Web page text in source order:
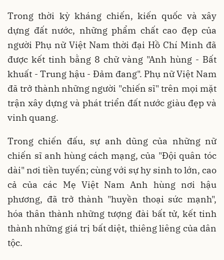
Trong thời kỳ kháng chiến, kiến quốc và xây
dựng đất nước, những phẩm chất cao đẹp của
người Phụ nữ Việt Nam thời đại Hồ Chí Minh đã
được kết tinh bằng 8 chữ vàng "Anh hùng - Bất
khuất - Trung hậu - Đảm đang". Phụ nữ Việt Nam
đã trở thành những người "chiến sĩ" trên mọi mặt
trận xây dựng và phát triển đất nước giàu đẹp và
vinh quang.
Trong chiến đấu, sự anh dũng của những nữ
chiến sĩ anh hùng cách mạng, của "Đội quân tóc
dài" nơi tiền tuyến; cùng với sự hy sinh to lớn, cao
cả của các Mẹ Việt Nam Anh hùng nơi hậu
phương, đã trở thành "huyền thoại sức mạnh",
hóa thân thành những tượng đài bất tử, kết tinh
thành những giá trị bất diệt, thiêng liêng của dân
tộc.